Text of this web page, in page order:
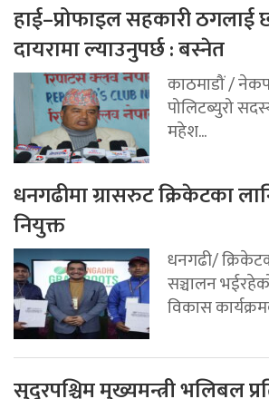
हाई–प्रोफाइल सहकारी ठगलाई
दायरामा ल्याउनुपर्छ : बस्नेत
काठमाडौं /
पोलिटब्युरो
महेश...
धनगढीमा ग्रासरुट क्रिकेटका
नियुक्त
धनगढी/
सञ्चालन
विकास
सुदूरपश्चिम मुख्यमन्त्री भलिबल